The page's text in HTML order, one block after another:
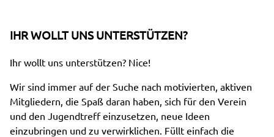
IHR WOLLT UNS UNTERSTÜTZEN?
Ihr wollt uns unterstützen? Nice!
Wir sind immer auf der Suche nach motivierten, aktiven
Mitgliedern, die Spaß daran haben, sich für den Verein
und den Jugendtreff einzusetzen, neue Ideen
einzubringen und zu verwirklichen. Füllt einfach die